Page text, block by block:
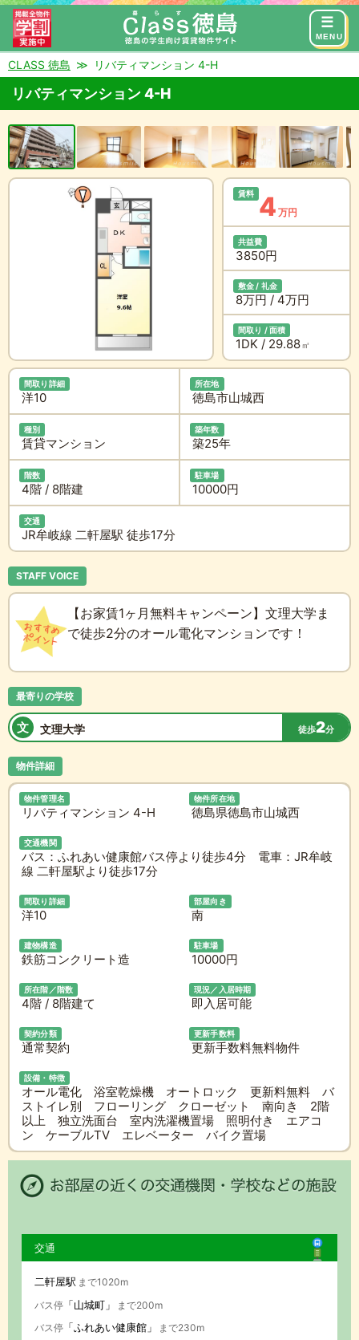
MENU
来店予約 お問い合わせ
CLASS 徳島 リバティマンション 4-H
リバティマンション 4-H
賃料 4 万円
共益費
3850円
敷金 / 礼金
8万円 / 4万円
間取り / 面積
1DK / 29.88㎡
間取り詳細
洋10
所在地
徳島市山城西
種別
賃貸マンション
築年数
築25年
階数
4階 / 8階建
駐車場
10000円
交通
JR牟岐線 二軒屋駅 徒歩17分
STAFF VOICE
【お家賃1ヶ月無料キャンペーン】文理大学ま
で徒歩2分のオール電化マンションです！
最寄りの学校
文 文理大学 徒歩2分
物件詳細
物件管理名
リバティマンション 4-H
物件所在地
徳島県徳島市山城西
交通機関
バス：ふれあい健康館バス停より徒歩4分 電車：JR牟岐
線 二軒屋駅より徒歩17分
間取り詳細
洋10
部屋向き
南
建物構造
鉄筋コンクリート造
駐車場
10000円
所在階／階数
4階 / 8階建て
現況／入居時期
即入居可能
契約分類
通常契約
更新手数料
更新手数料無料物件
設備・特徴
オール電化 浴室乾燥機 オートロック 更新料無料 バ
ストイレ別 フローリング クローゼット 南向き 2階
以上 独立洗面台 室内洗濯機置場 照明付き エアコ
ン ケーブルTV エレベーター バイク置場
交通
二軒屋駅 まで1020m
バス停「山城町」
まで200m
バス停「ふれあい健康館」
まで230m